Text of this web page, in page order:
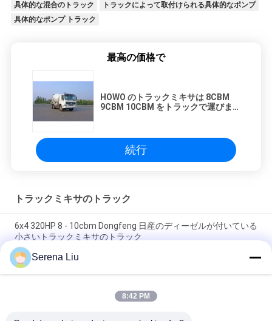
具体的な混合のトラック
トラックによって取付けられる具体的なポンプ
具体的なポンプ トラック
最高の価格で
HOWO のトラックミキサは 8CBM
9CBM 10CBM をトラックで運びま
続行
トラックミキサのトラック
6x4 320HP 8 - 10cbm Dongfeng 日産のディーゼルが付いている
小さいトラックミキサのトラック
6x4 トラックミキサは 8CBM 9CBM 10CBM 容量（336HP）の
Sino トラックHOWO をトラックで運びます
Dongfeng 6x4 340HP 8 - 10m3 運輸 350L タンクが付いている
Serena Liu
8:42 PM